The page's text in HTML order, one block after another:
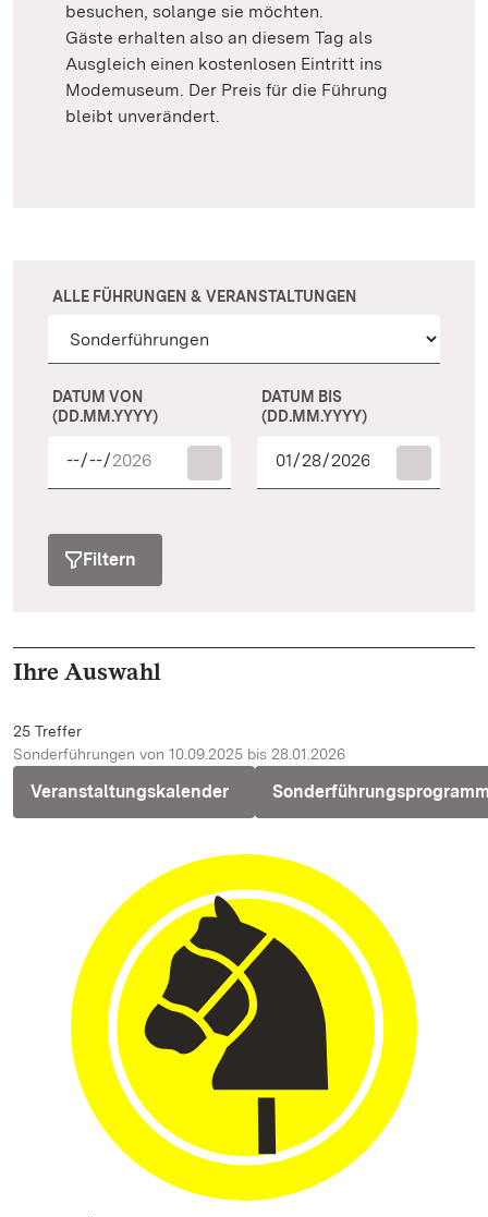
besuchen, solange sie möchten.
Gäste erhalten also an diesem Tag als
Ausgleich einen kostenlosen Eintritt ins
Modemuseum. Der Preis für die Führung
bleibt unverändert.
ALLE FÜHRUNGEN & VERANSTALTUNGEN
DATUM VON
(DD.MM.YYYY)
DATUM BIS
(DD.MM.YYYY)
Filtern
Ihre Auswahl
25 Treffer
Sonderführungen von 10.09.2025 bis 28.01.2026
Veranstaltungskalender